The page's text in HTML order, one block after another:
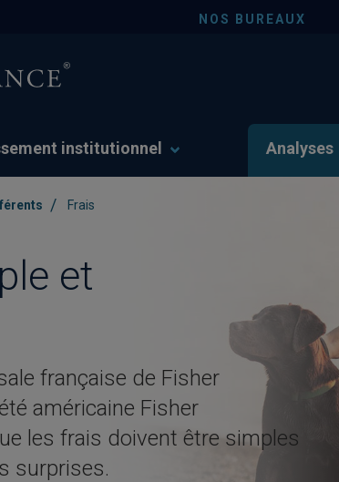
NOS BUREAUX
institutionnel Analyses
/ Frais
et
française de Fisher
américaine Fisher
les frais doivent être simples
surprises.